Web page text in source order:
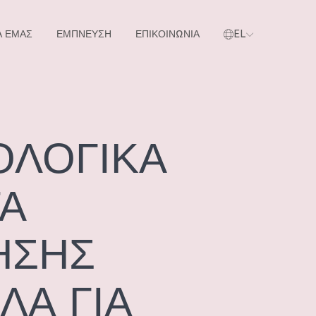
ΠΡΟΪΌΝΤΑ ΜΑΣ
ΕΜΑΣ ΕΜΠΝΕΥΣΗ ΕΠΙΚΟΙΝΩΝΙΑ EL
ΓΙΑ